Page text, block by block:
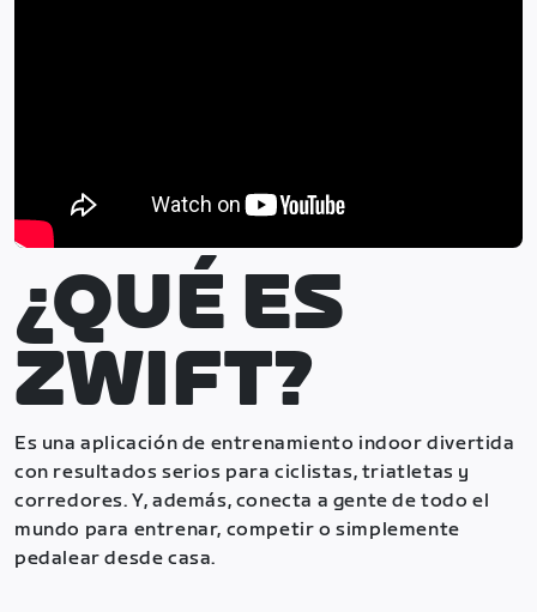
¿QUÉ ES
ZWIFT?
Es una aplicación de entrenamiento indoor divertida
con resultados serios para ciclistas, triatletas y
corredores. Y, además, conecta a gente de todo el
mundo para entrenar, competir o simplemente
pedalear desde casa.